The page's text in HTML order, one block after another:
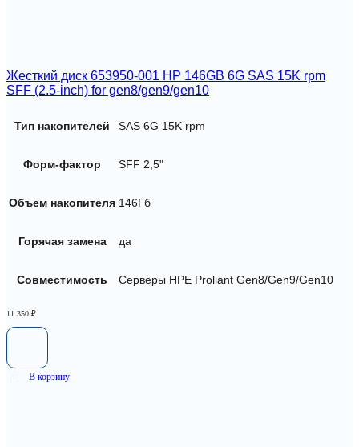
Жесткий диск 653950-001 HP 146GB 6G SAS 15K rpm
SFF (2.5-inch) for gen8/gen9/gen10
Тип накопителей SAS 6G 15K rpm
Форм-фактор SFF 2,5"
Объем накопителя 146Гб
Горячая замена да
Совместимость Серверы HPE Proliant Gen8/Gen9/Gen10
11 350 ₽
В корзину